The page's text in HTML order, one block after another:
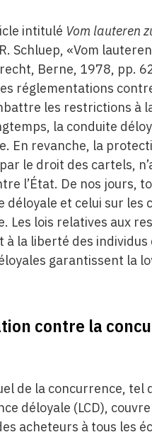
intitulé Vom lauteren
Schluep, «Vom
Berne, 1978, pp.
réglementations
les restrictions à
la conduite
En revanche, la
le droit des cartels,
l’État. De nos jours,
déloyale et celui sur
Les lois relatives aux
à la liberté des
garantissent la
contre la
de la concurrence, tel
déloyale (LCD),
acheteurs à tous les